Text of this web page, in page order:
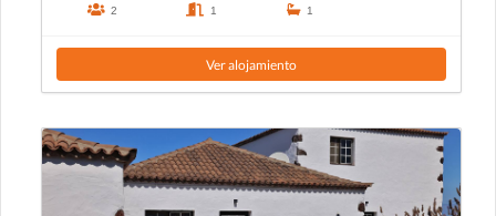
2 1 1
Ver alojamiento